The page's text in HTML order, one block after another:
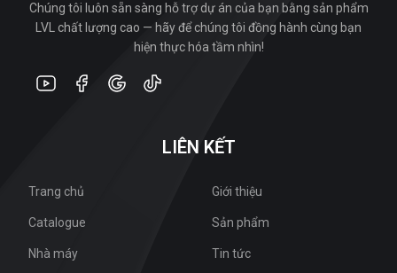
Chúng tôi luôn sẵn sàng hỗ trợ dự án của bạn bằng sản phẩm
LVL chất lượng cao — hãy để chúng tôi đồng hành cùng bạn
hiện thực hóa tầm nhìn!
LIÊN KẾT
Trang chủ Giới thiệu
Catalogue Sản phẩm
Nhà máy Tin tức